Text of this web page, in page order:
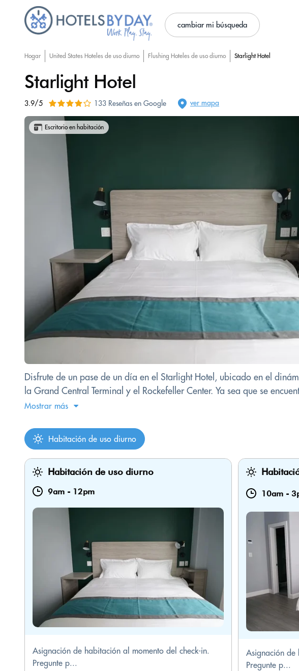
cambiar mi búsqueda
Hogar United States Hoteles de uso diurno Flushing Hoteles de uso diurno Starlight Hotel
Starlight Hotel
3.9/5 133 Reseñas en Google ver mapa
Escritorio en habitación
Disfrute de un pase de un día en el Starlight Hotel, ubicado en el
la Grand Central Terminal y el Rockefeller Center. Ya sea que se
Mostrar más
Habitación de uso diurno
Habitación de uso diurno
9am - 12pm
Asignación de habitación al momento del check-in.
Pregunte p...
10am -
Asignación de
Pregunte p...